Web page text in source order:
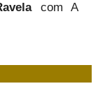
com A